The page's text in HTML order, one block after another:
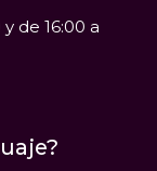
de 16:00 a